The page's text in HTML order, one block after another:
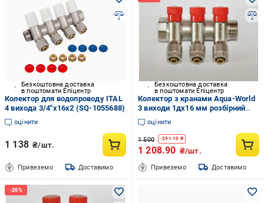
Безкоштовна доставка
в поштомати Епіцентр
Колектор для водопроводу ITAL
4 вихода 3/4"x16х2 (SQ-1055688)
оцінити
1 138 ₴/шт.
Привеземо Доставимо
Безкоштовна доставка
в поштомати Епіцентр
Колектор з кранами Aqua-World
3 виходи 1дx16 мм розбірний
фітинг Pexal Red (ТК209-3К)
оцінити
1 500 -291.10 ₴
1 208.90 ₴/шт.
Привеземо Доставимо